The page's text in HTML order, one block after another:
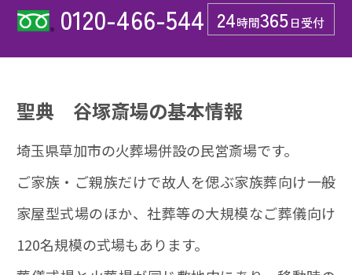
24時間365日受付
0120-466-544
聖典 谷塚斎場の基本情報
埼玉県草加市の火葬場併設の民営斎場です。
ご家族・ご親族だけで故人を偲ぶ家族葬向け一般
家屋型式場のほか、社葬等の大規模なご葬儀向け
120名規模の式場もあります。